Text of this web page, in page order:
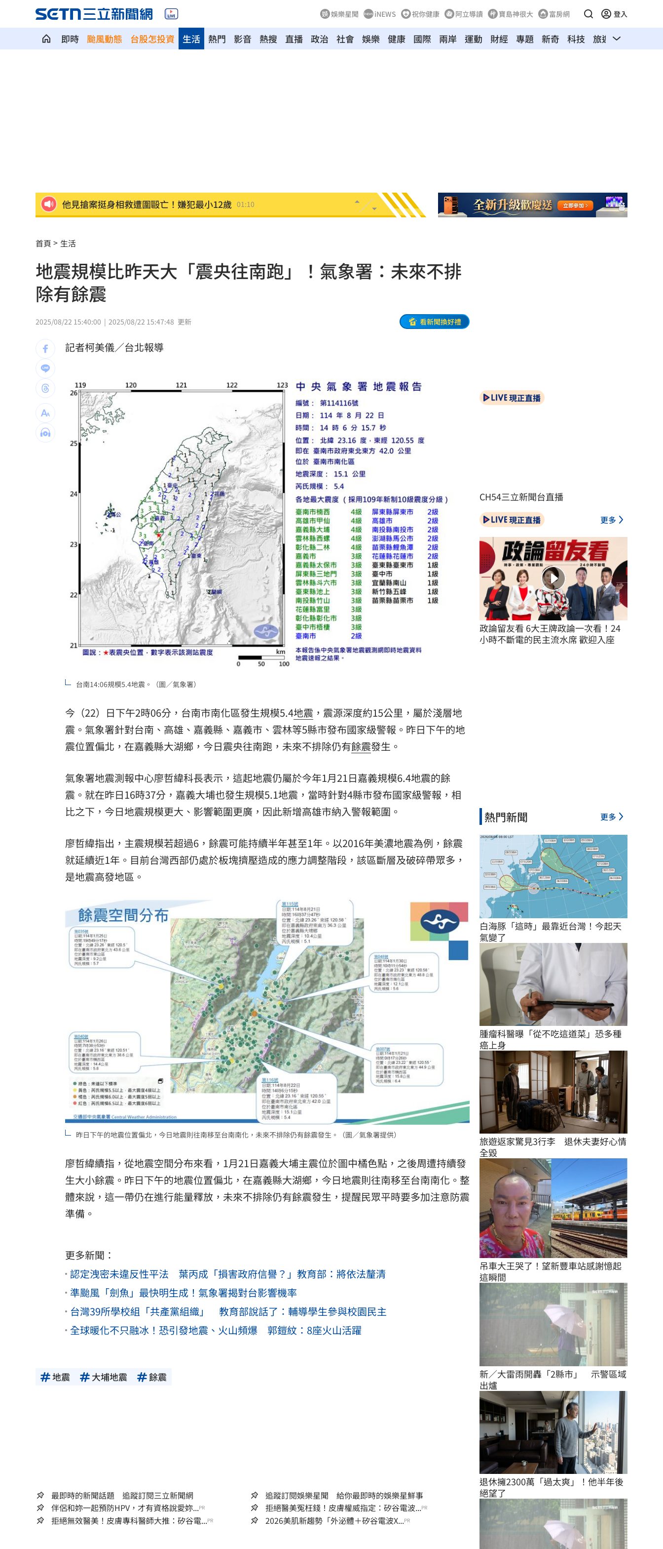
娛樂星聞 iNEWS 祝你健康 阿立導讀 寶島神很大 富房網 登入
即時 颱風動態 台股怎投資 熱門 影音 熱搜 直播 政治 社會 娛樂
生活 健康 國際 兩岸 運動 財經 專題 新奇 科技 旅遊 汽車
他見搶案挺身相救遭圍毆亡！嫌犯最小12歲 01:10
車是我的、油也是我的 睡車竟被收住宿費
24歲存款破百萬！她公開致富關鍵：超孝順 01:02
這大廠產能利用率衝90% 目標價上看220元
埃及知名女星涉毒被判死 引發社會震驚
桃園聯隊奪世界青棒亞軍 張善政接機
新／Sandisk挫5%！台指期翻紅站回44000點
勞動部：Uber Eats疊單計算方式違法
斷交國200萬磅蝦遭我友邦封殺！業者慘叫 23:54
新北待售餘屋萬8戶 永和竟只賣贏八里！ 23:47
為5億商機翻臉 肥大叔插刀：要死一起死 23:32
杜金龍點名：「這檔權值股」千萬別長抱 23:25
額頭冒出痘痘 女手癢猛摳竟成「病毒疣」 23:18
台灣彩券開獎直播中 20:31
LIVE三立+24小時直播 15:27
三立iNEWS新聞台線上直播 18:00
理想混蛋號召粉絲跨海追星吃美食！ 18:15
首頁 生活
地震規模比昨天大「震央往南跑」！氣象署：未來不排
除有餘震
2025/08/22 15:40:00 2025/08/22 15:47:48 更新 看新聞換好禮
記者柯美儀／台北報導
台南14:06規模5.4地震。（圖／氣象署）
今（22）日下午2時06分，台南市南化區發生規模5.4地震 ，震源深度約15公里，屬於淺層地
震。氣象署針對台南、高雄、嘉義縣、嘉義市、雲林等5縣市發布國家級警報。昨日下午的地
震位置偏北，在嘉義縣大湖鄉，今日震央往南跑，未來不排除仍有餘震發生。
氣象署地震測報中心廖哲緯科長表示，這起地震仍屬於今年1月21日嘉義規模6.4地震的餘
震。就在昨日16時37分，嘉義大埔也發生規模5.1地震，當時針對4縣市發布國家級警報，相
比之下，今日地震規模更大、影響範圍更廣，因此新增高雄市納入警報範圍。
廖哲緯指出，主震規模若超過6，餘震可能持續半年甚至1年。以2016年美濃地震為例，餘震
就延續近1年。目前台灣西部仍處於板塊擠壓造成的應力調整階段，該區斷層及破碎帶眾多，
是地震高發地區。
昨日下午的地震位置偏北，今日地震則往南移至台南南化，未來不排除仍有餘震發生。（圖／氣象署提供）
廖哲緯續指，從地震空間分布來看，1月21日嘉義大埔主震位於圖中橘色點，之後周遭持續發
生大小餘震。昨日下午的地震位置偏北，在嘉義縣大湖鄉，今日地震則往南移至台南南化。整
體來說，這一帶仍在進行能量釋放，未來不排除仍有餘震發生，提醒民眾平時要多加注意防震
準備。
更多新聞：
認定洩密未違反性平法 葉丙成「損害政府信譽？」教育部：將依法釐清
準颱風「劍魚」最快明生成！氣象署揭對台影響機率
台灣39所學校組「共產黨組織」 教育部說話了：輔導學生參與校園民主
全球暖化不只融冰！恐引發地震、火山頻爆 郭鎧紋：8座火山活躍
地震 大埔地震 餘震
最即時的新聞話題 追蹤訂閱三立新聞網
追蹤訂閱娛樂星聞 給你最即時的娛樂星鮮事
伴侶和妳一起預防HPV，才有資格說愛妳...PR 拒絕醫美冤枉錢！皮膚權威指定：矽谷電波...PR
拒絕無效醫美！皮膚專科醫師大推：矽谷電...PR 2026美肌新趨勢「外泌體＋矽谷電波X...PR
現正直播
CH54三立新聞台直播
現正直播 更多
政論留友看 6大王牌政論一次看！24
小時不斷電的民主流水席 歡迎入座
熱門新聞 更多
白海豚「這時」最靠近台灣！今起天
氣變了
腫瘤科醫曝「從不吃這道菜」恐多種
癌上身
旅遊返家驚見3行李　退休夫妻好心情
全毀
吊車大王哭了！望新豐車站感謝憶起
這瞬間
新／大雷雨開轟「2縣市」　示警區域
出爐
退休擁2300萬「過太爽」！他半年後
絕望了